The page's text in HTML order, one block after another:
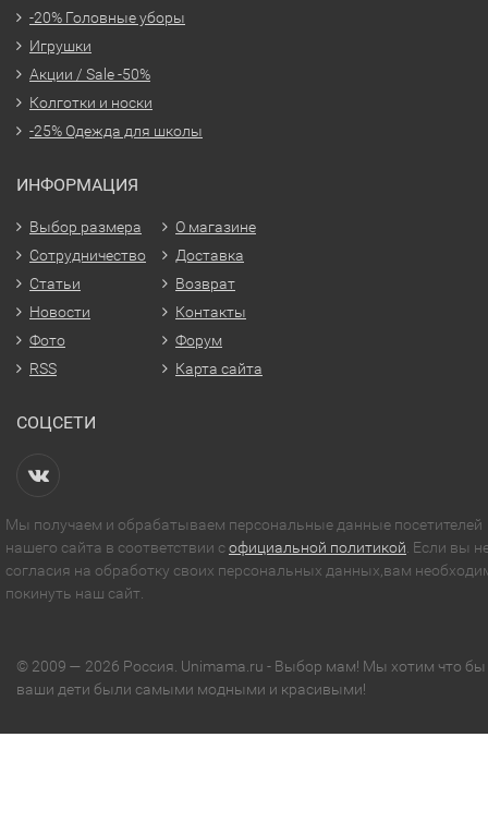
-20% Головные уборы
Игрушки
Акции / Sale -50%
Колготки и носки
-25% Одежда для школы
ИНФОРМАЦИЯ
Выбор размера
Сотрудничество
Статьи
Новости
Фото
RSS
О магазине
Доставка
Возврат
Контакты
Форум
Карта сайта
СОЦСЕТИ
Мы получаем и обрабатываем персональные данные посетителей
нашего сайта в соответствии софициальной политикой. Если вы
согласия на обработку своих персональных данных,вам
покинуть наш сайт.
© 2009 — 2026 Россия. Unimama.ru - Выбор мам! Мы хотим что бы
ваши дети были самыми модными и красивыми!